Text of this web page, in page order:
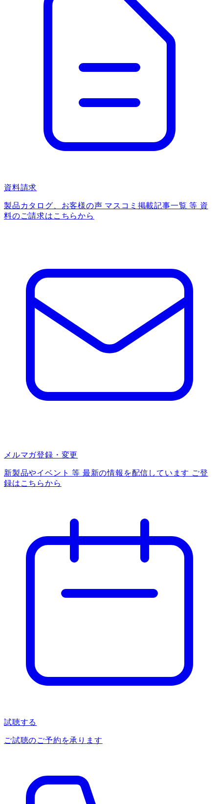
資料請求
製品カタログ、お客様の声 マスコミ掲載記事一覧 等 資
料のご請求はこちらから
メルマガ登録・変更
新製品やイベント 等 最新の情報を配信しています ご登
録はこちらから
試聴する
ご試聴のご予約を承ります